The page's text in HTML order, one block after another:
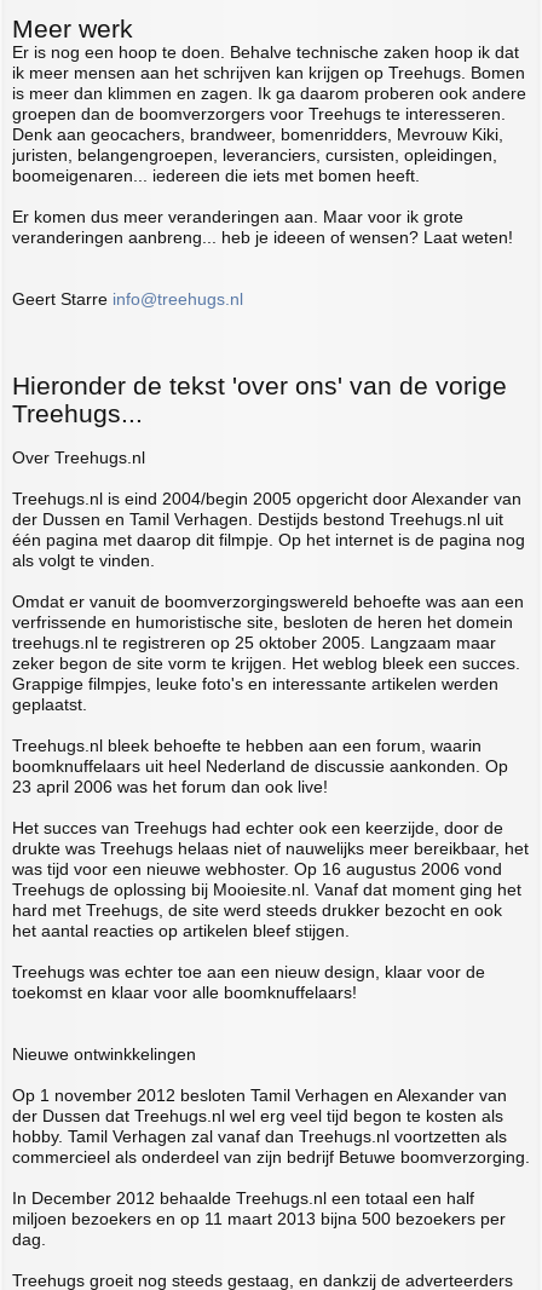
Meer werk
Er is nog een hoop te doen. Behalve technische zaken hoop ik dat
ik meer mensen aan het schrijven kan krijgen op Treehugs. Bomen
is meer dan klimmen en zagen. Ik ga daarom proberen ook andere
groepen dan de boomverzorgers voor Treehugs te interesseren.
Denk aan geocachers, brandweer, bomenridders, Mevrouw Kiki,
juristen, belangengroepen, leveranciers, cursisten, opleidingen,
boomeigenaren... iedereen die iets met bomen heeft.
Er komen dus meer veranderingen aan. Maar voor ik grote
veranderingen aanbreng... heb je ideeen of wensen? Laat weten!
Geert Starre info@treehugs.nl
Hieronder de tekst 'over ons' van de vorige
Treehugs...
Over Treehugs.nl
Treehugs.nl is eind 2004/begin 2005 opgericht door Alexander van
der Dussen en Tamil Verhagen. Destijds bestond Treehugs.nl uit
één pagina met daarop dit filmpje. Op het internet is de pagina nog
als volgt te vinden.
Omdat er vanuit de boomverzorgingswereld behoefte was aan een
verfrissende en humoristische site, besloten de heren het domein
treehugs.nl te registreren op 25 oktober 2005. Langzaam maar
zeker begon de site vorm te krijgen. Het weblog bleek een succes.
Grappige filmpjes, leuke foto's en interessante artikelen werden
geplaatst.
Treehugs.nl bleek behoefte te hebben aan een forum, waarin
boomknuffelaars uit heel Nederland de discussie aankonden. Op
23 april 2006 was het forum dan ook live!
Het succes van Treehugs had echter ook een keerzijde, door de
drukte was Treehugs helaas niet of nauwelijks meer bereikbaar, het
was tijd voor een nieuwe webhoster. Op 16 augustus 2006 vond
Treehugs de oplossing bij Mooiesite.nl. Vanaf dat moment ging het
hard met Treehugs, de site werd steeds drukker bezocht en ook
het aantal reacties op artikelen bleef stijgen.
Treehugs was echter toe aan een nieuw design, klaar voor de
toekomst en klaar voor alle boomknuffelaars!
Nieuwe ontwinkkelingen
Op 1 november 2012 besloten Tamil Verhagen en Alexander van
der Dussen dat Treehugs.nl wel erg veel tijd begon te kosten als
hobby. Tamil Verhagen zal vanaf dan Treehugs.nl voortzetten als
commercieel als onderdeel van zijn bedrijf Betuwe boomverzorging.
In December 2012 behaalde Treehugs.nl een totaal een half
miljoen bezoekers en op 11 maart 2013 bijna 500 bezoekers per
dag.
Treehugs groeit nog steeds gestaag, en dankzij de adverteerders